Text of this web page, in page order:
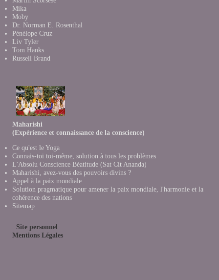
Mika
Moby
Dr. Norman E. Rosenthal
Pénélope Cruz
Liv Tyler
Tom Hanks
Russell Brand
Maharishi
(Expérience et connaissance de la conscience)
Ce qu'est le Yoga
Connais-toi toi-même, solution à tous les problèmes
L'Absolu Conscience Béatitude (Sat Cit Ananda)
Maharishi, avez-vous des pouvoirs divins ?
Appel à la paix mondiale
Solution pragmatique pour amener la paix mondiale, l'harmonie et la
cohérence des nations
Sitemap
Site personnel
Mentions Légales